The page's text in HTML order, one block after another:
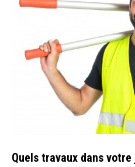
Quels travaux dans